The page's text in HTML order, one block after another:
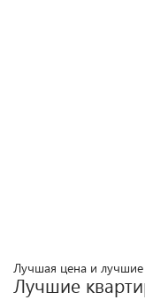
Лучшая цена и
Лучшие